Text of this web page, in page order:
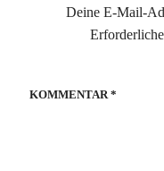
Deine E-Mail-
KOMMENTAR *